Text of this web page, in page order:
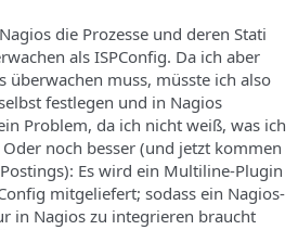
die Prozesse und deren Stati
als ISPConfig. Da ich aber
überwachen muss, müsste ich also
festlegen und in Nagios
Problem, da ich nicht weiß, was ich
noch besser (und jetzt kommen
Es wird ein Multiline-Plugin
mitgeliefert; sodass ein Nagios-
in Nagios zu integrieren braucht